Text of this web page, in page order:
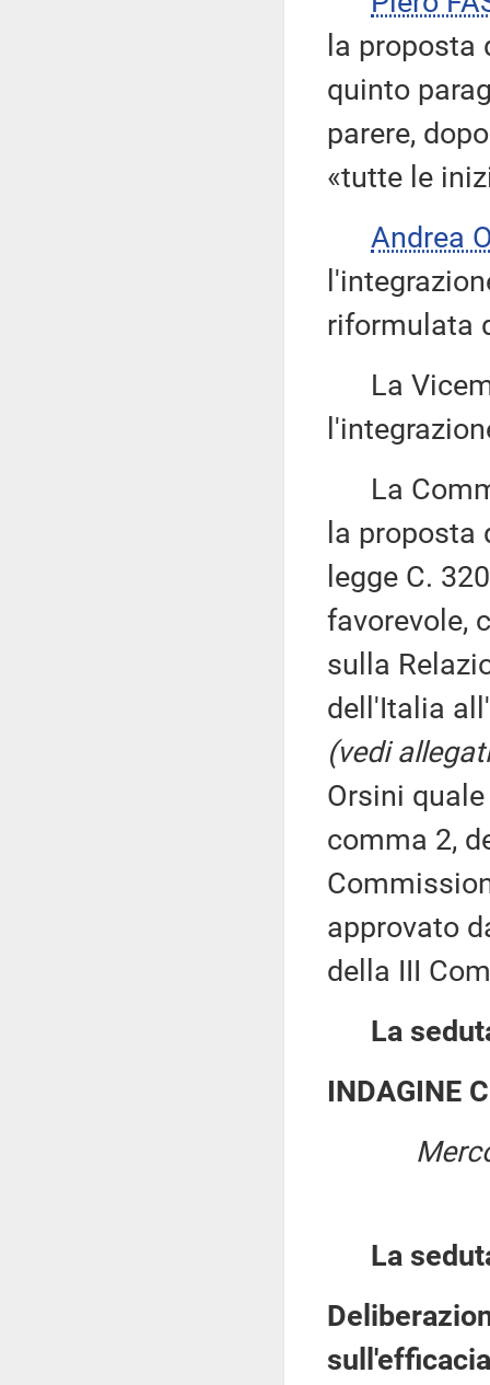
la
quinto
parere,
«tutte le
Andrea
riformulata
La
La
la proposta
legge C.
favorevole,
sulla
dell'Italia
(vedi
Orsini
comma 2,
approvato
della III
La
INDAGINE
La